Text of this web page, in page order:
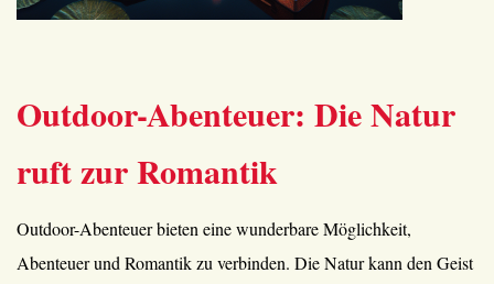
Outdoor-Abenteuer: Die Natur
ruft zur Romantik
Outdoor-Abenteuer bieten eine wunderbare Möglichkeit,
Abenteuer und Romantik zu verbinden. Die Natur kann den Geist